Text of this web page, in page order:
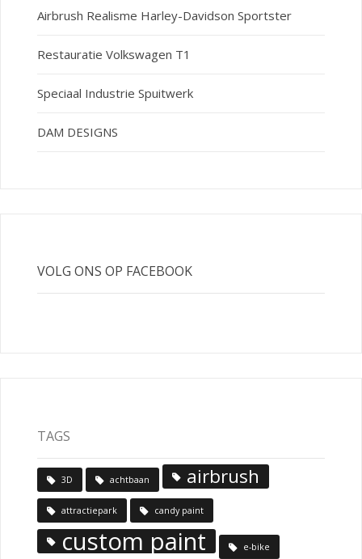
Airbrush Realisme Harley-Davidson Sportster
Restauratie Volkswagen T1
Speciaal Industrie Spuitwerk
DAM DESIGNS
VOLG ONS OP FACEBOOK
TAGS
3D achtbaan airbrush
attractiepark candy paint
custom paint e-bike